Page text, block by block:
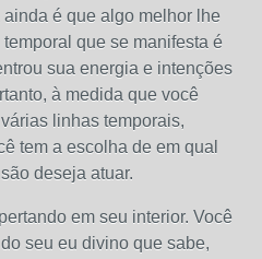
é que algo melhor lhe
que se manifesta é
sua energia e intenções
à medida que você
linhas temporais,
tem a escolha de em qual
deseja atuar.
em seu interior. Você
seu eu divino que sabe,